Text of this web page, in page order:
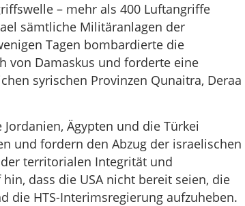
– mehr als 400 Luftangriffe
sämtliche Militäranlagen der
Tagen bombardierte die
von Damaskus und forderte eine
syrischen Provinzen Qunaitra, Deraa
Ägypten und die Türkei
und fordern den Abzug der israelischen
territorialen Integrität und
dass die USA nicht bereit seien, die
die HTS-Interimsregierung aufzuheben.